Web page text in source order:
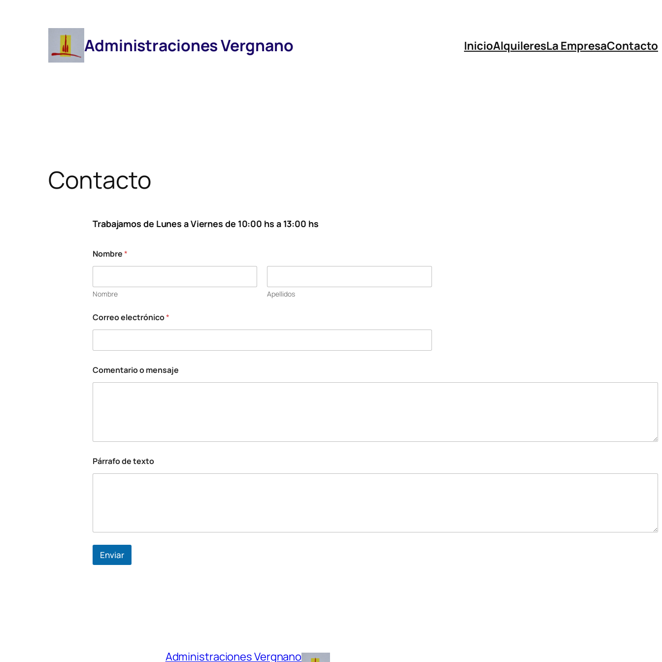
Administraciones Vergnano InicioAlquileresLa EmpresaContacto
Contacto
Trabajamos de Lunes a Viernes de 10:00 hs a 13:00 hs
e
x
o
t
x
t
o
Nombre*
Nombre Apellidos
Correo electrónico*
Comentario o mensaje
Párrafo de texto
Enviar
Administraciones Vergnano